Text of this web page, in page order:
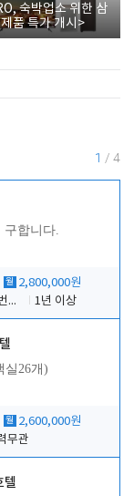
숙박업소 위한 삼
품 특가 개시>
1 / 4
구합니다.
월 2,800,000원
전반적인 당번업무
1년 이상
실26개)
월 2,600,000원
무관
텔